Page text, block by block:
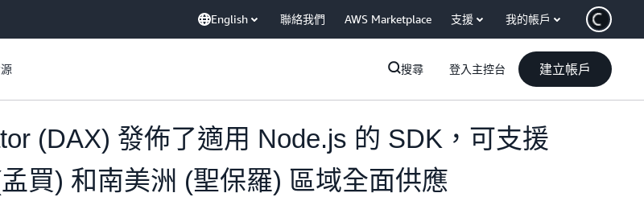
English 聯絡我們 AWS Marketplace 支援 我的帳戶
搜尋 登入主控台 建立帳戶
(DAX) 發佈了適用 Node.js 的 SDK，可支援
買) 和南美洲 (聖保羅) 區域全面供應